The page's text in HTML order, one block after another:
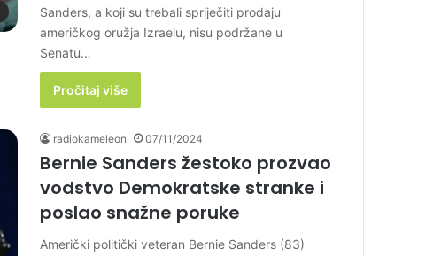
Sanders, a koji su trebali spriječiti prodaju
američkog oružja Izraelu, nisu podržane u
Senatu…
Pročitaj više
radiokameleon 07/11/2024
Bernie Sanders žestoko prozvao
vodstvo Demokratske stranke i
poslao snažne poruke
Američki politički veteran Bernie Sanders (83)